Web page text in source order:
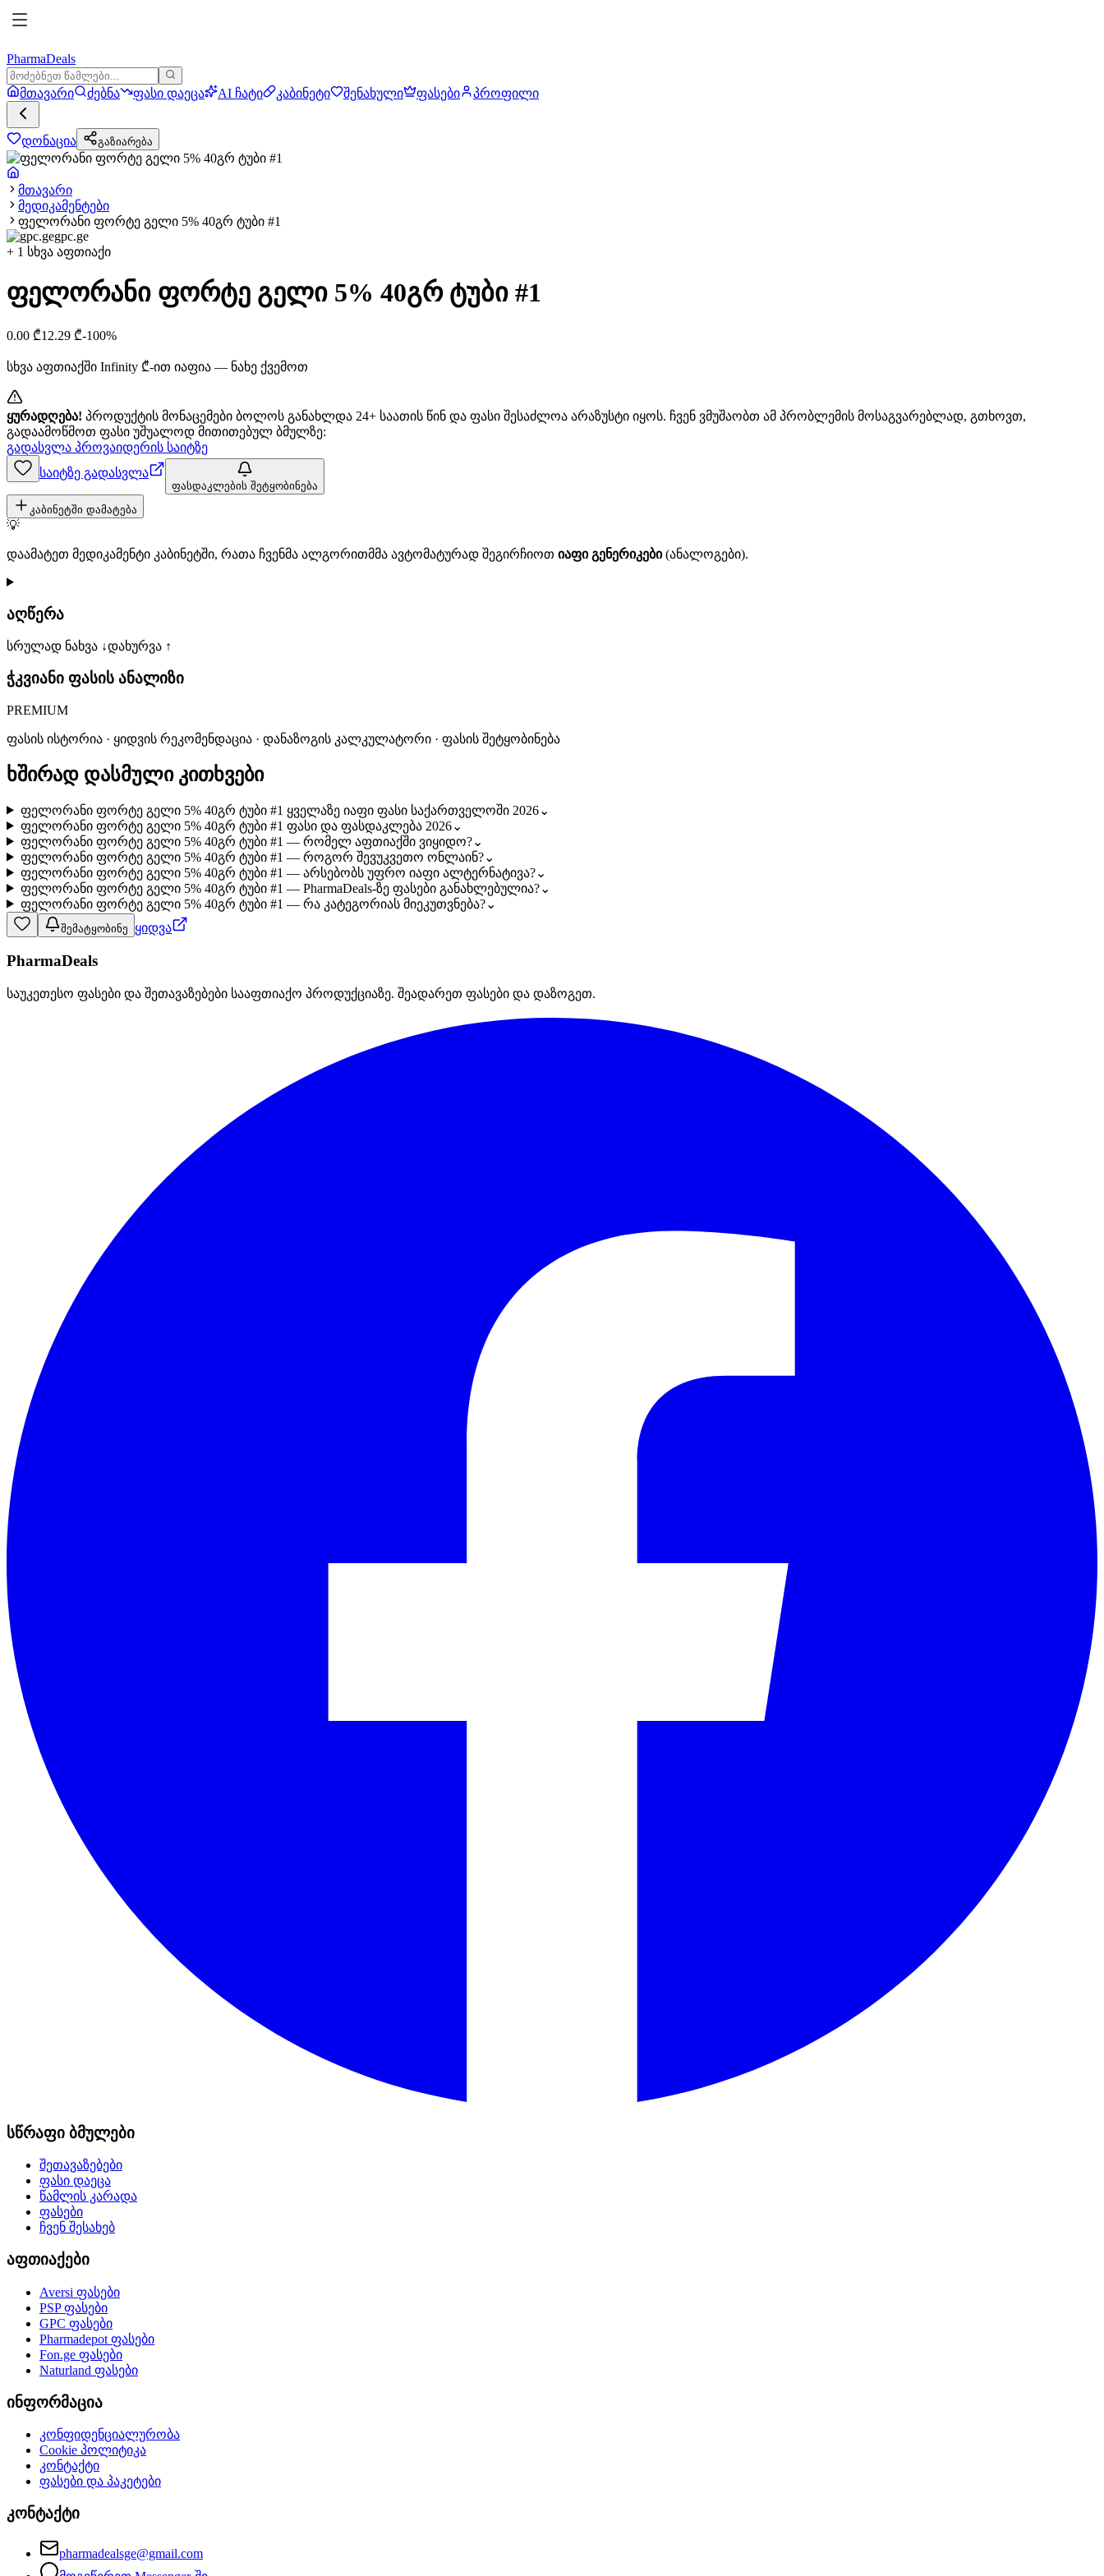
PharmaDeals
მთავარი ძებნა ფასი დაეცა AI ჩატი კაბინეტი შენახული ფასები პროფილი
დონაცია გაზიარება
მთავარი
მედიკამენტები
ფელორანი ფორტე გელი 5% 40გრ ტუბი #1
gpc.ge
+ 1 სხვა აფთიაქი
ფელორანი ფორტე გელი 5% 40გრ ტუბი #1
0.00 ₾12.29 ₾-100%
სხვა აფთიაქში Infinity ₾-ით იაფია — ნახე ქვემოთ
ყურადღება! პროდუქტის მონაცემები ბოლოს განახლდა 24+ საათის წინ და ფასი შესაძლოა არაზუსტი იყოს. ჩვენ ვმუშაობთ ამ პრობლემის მოსაგვარებლად, გთხოვთ,
გადაამოწმოთ ფასი უშუალოდ მითითებულ ბმულზე:
გადასვლა პროვაიდერის საიტზე
საიტზე გადასვლა
ფასდაკლების შეტყობინება
კაბინეტში დამატება
💡
დაამატეთ მედიკამენტი კაბინეტში, რათა ჩვენმა ალგორითმმა ავტომატურად შეგირჩიოთ იაფი გენერიკები(ანალოგები).
აღწერა
სრულად ნახვა ↓დახურვა ↑
ჭკვიანი ფასის ანალიზი
PREMIUM
ფასის ისტორია · ყიდვის რეკომენდაცია · დანაზოგის კალკულატორი · ფასის შეტყობინება
ხშირად დასმული კითხვები
ფელორანი ფორტე გელი 5% 40გრ ტუბი #1 ყველაზე იაფი ფასი საქართველოში 2026⌄
ფელორანი ფორტე გელი 5% 40გრ ტუბი #1 ფასი და ფასდაკლება 2026⌄
ფელორანი ფორტე გელი 5% 40გრ ტუბი #1 — რომელ აფთიაქში ვიყიდო?⌄
ფელორანი ფორტე გელი 5% 40გრ ტუბი #1 — როგორ შევუკვეთო ონლაინ?⌄
ფელორანი ფორტე გელი 5% 40გრ ტუბი #1 — არსებობს უფრო იაფი ალტერნატივა?⌄
ფელორანი ფორტე გელი 5% 40გრ ტუბი #1 — PharmaDeals-ზე ფასები განახლებულია?⌄
ფელორანი ფორტე გელი 5% 40გრ ტუბი #1 — რა კატეგორიას მიეკუთვნება?⌄
შემატყობინე ყიდვა
PharmaDeals
საუკეთესო ფასები და შეთავაზებები სააფთიაქო პროდუქციაზე. შეადარეთ ფასები და დაზოგეთ.
სწრაფი ბმულები
შეთავაზებები
ფასი დაეცა
წამლის კარადა
ფასები
ჩვენ შესახებ
აფთიაქები
Aversi ფასები
PSPფასები
GPC ფასები
Pharmadepot ფასები
Fon.ge ფასები
Naturland ფასები
ინფორმაცია
კონფიდენციალურობა
Cookie პოლიტიკა
კონტაქტი
ფასები და პაკეტები
კონტაქტი
pharmadealsge@gmail.com